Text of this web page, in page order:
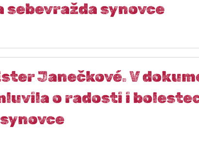
synovce
Janečkové. V
o radosti i